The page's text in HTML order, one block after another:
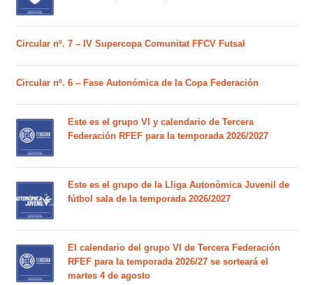
Circular nº. 7 – IV Supercopa Comunitat FFCV Futsal
Circular nº. 6 – Fase Autonómica de la Copa Federación
Este es el grupo VI y calendario de Tercera
Federación RFEF para la temporada 2026/2027
Este es el grupo de la Lliga Autonòmica Juvenil de
fútbol sala de la temporada 2026/2027
El calendario del grupo VI de Tercera Federación
RFEF para la temporada 2026/27 se sorteará el
martes 4 de agosto